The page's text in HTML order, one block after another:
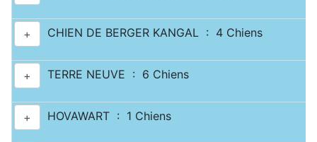
+ CHIEN DE BERGER KANGAL : 4 Chiens
+ TERRE NEUVE : 6 Chiens
+ HOVAWART : 1 Chiens